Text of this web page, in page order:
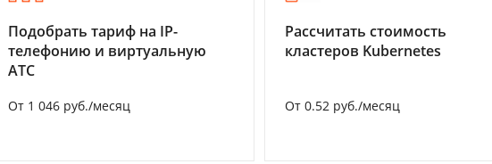
Подобрать тариф на IP-
телефонию и виртуальную
АТС
От 1 046 руб./месяц
Рассчитать стоимость
кластеров Kubernetes
От 0.52 руб./месяц